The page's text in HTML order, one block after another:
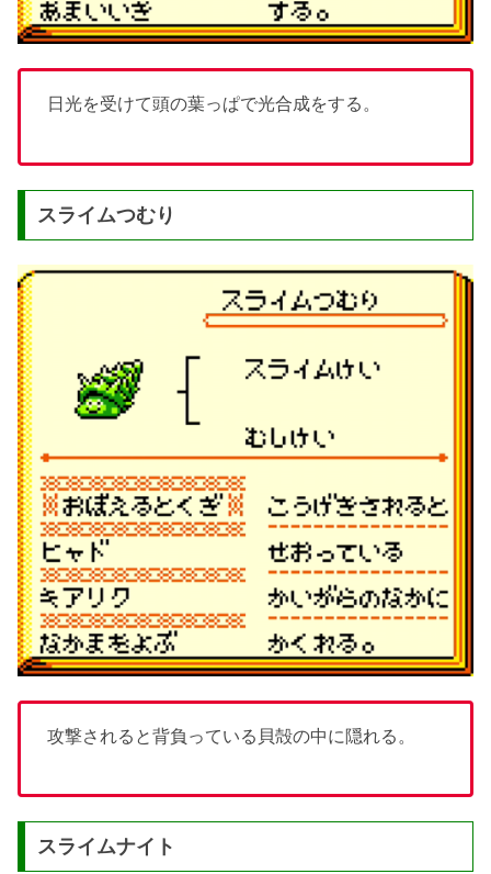
日光を受けて頭の葉っぱで光合成をする。
スライムつむり
攻撃されると背負っている貝殻の中に隠れる。
スライムナイト